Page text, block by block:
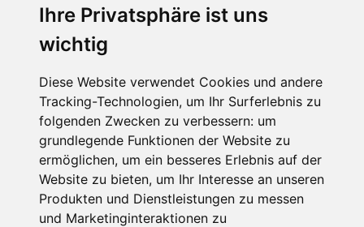
Ihre Privatsphäre ist uns
wichtig
Diese Website verwendet Cookies und andere
Tracking-Technologien, um Ihr Surferlebnis zu
folgenden Zwecken zu verbessern: um
grundlegende Funktionen der Website zu
ermöglichen, um ein besseres Erlebnis auf der
Website zu bieten, um Ihr Interesse an unseren
Produkten und Dienstleistungen zu messen
und Marketinginteraktionen zu
Ort
Erster Miettag
Letzter Miettag
1
Erwachsene
über 18 Jahre bei Mietantritt